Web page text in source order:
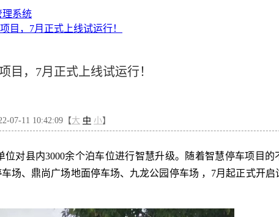
理系统
目，7月正式上线试运行！
目，7月正式上线试运行！
07-11 10:42:09【大 中 小】
位对县内3000余个泊车位进行智慧升级。 随着智慧停车项目的
场、鼎尚广场地面停车场、九龙公园停车场 ， 7月起正式开启